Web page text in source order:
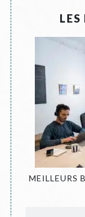
LES
MEILLEURS